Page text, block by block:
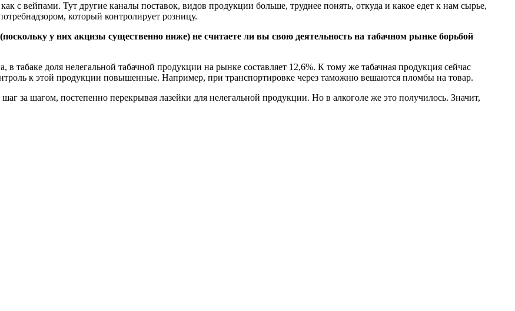
с вейпами. Тут другие каналы поставок, видов продукции больше, труднее понять, откуда и какое едет к нам сырье,
который контролирует розницу.
у них акцизы существенно ниже) не считаете ли вы свою деятельность на табачном рынке борьбой
доля нелегальной табачной продукции на рынке составляет 12,6%. К тому же табачная продукция сейчас
к этой продукции повышенные. Например, при транспортировке через таможню вешаются пломбы на товар.
за шагом, постепенно перекрывая лазейки для нелегальной продукции. Но в алкоголе же это получилось. Значит,